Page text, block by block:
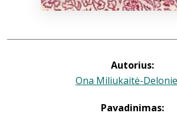
Autorius:
Ona Miliukaitė-
Pavadinimas: